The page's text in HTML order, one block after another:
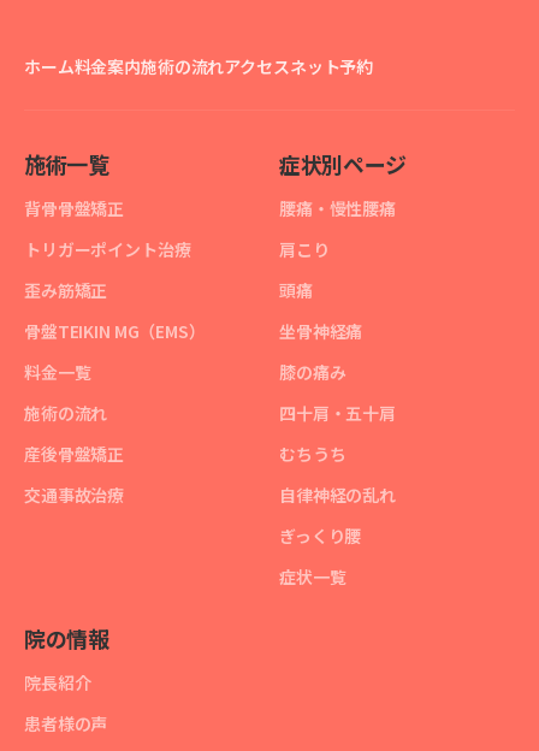
ホーム料金案内施術の流れアクセスネット予約
施術一覧
背骨骨盤矯正
トリガーポイント治療
歪み筋矯正
骨盤TEIKIN MG（EMS）
料金一覧
施術の流れ
産後骨盤矯正
交通事故治療
症状別ページ
腰痛・慢性腰痛
肩こり
頭痛
坐骨神経痛
膝の痛み
四十肩・五十肩
むちうち
自律神経の乱れ
ぎっくり腰
症状一覧
院の情報
院長紹介
患者様の声